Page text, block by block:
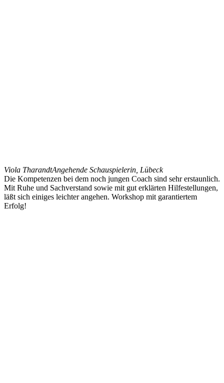
Viola TharandtAngehende Schauspielerin, Lübeck
Die Kompetenzen bei dem noch jungen Coach sind sehr erstaunlich.
Mit Ruhe und Sachverstand sowie mit gut erklärten Hilfestellungen,
läßt sich einiges leichter angehen. Workshop mit garantiertem
Erfolg!